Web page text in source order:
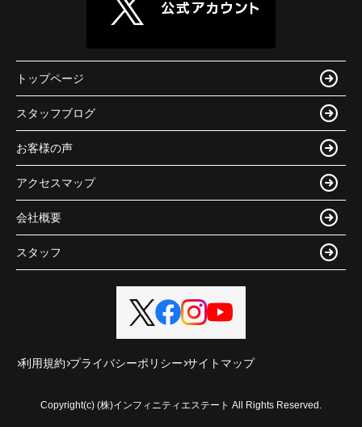
トップページ
スタッフブログ
お客様の声
アクセスマップ
会社概要
スタッフ
利用規約 プライバシーポリシー サイトマップ
Copyright(c) (株)インフィニティエステート All Rights Reserved.